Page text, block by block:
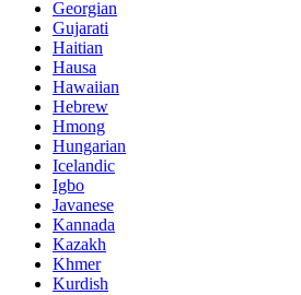
Georgian
Gujarati
Haitian
Hausa
Hawaiian
Hebrew
Hmong
Hungarian
Icelandic
Igbo
Javanese
Kannada
Kazakh
Khmer
Kurdish